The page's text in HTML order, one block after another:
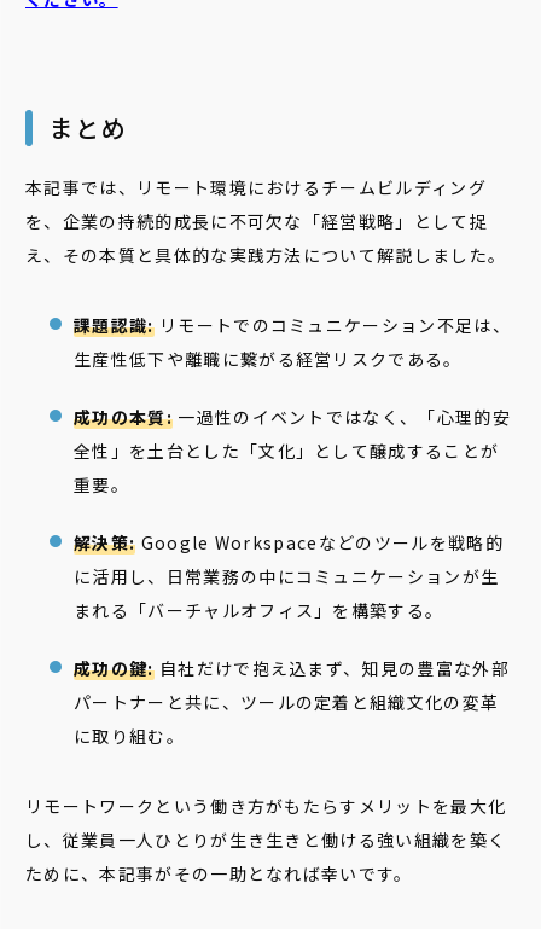
まとめ
本記事では、リモート環境におけるチームビルディング
を、企業の持続的成長に不可欠な「経営戦略」として捉
え、その本質と具体的な実践方法について解説しました。
課題認識:リモートでのコミュニケーション不足は、
生産性低下や離職に繋がる経営リスクである。
成功の本質:一過性のイベントではなく、「心理的安
全性」を土台とした「文化」として醸成することが
重要。
解決策: Google Workspaceなどのツールを戦略的
に活用し、日常業務の中にコミュニケーションが生
まれる「バーチャルオフィス」を構築する。
成功の鍵:自社だけで抱え込まず、知見の豊富な外部
パートナーと共に、ツールの定着と組織文化の変革
に取り組む。
リモートワークという働き方がもたらすメリットを最大化
し、従業員一人ひとりが生き生きと働ける強い組織を築く
ために、本記事がその一助となれば幸いです。